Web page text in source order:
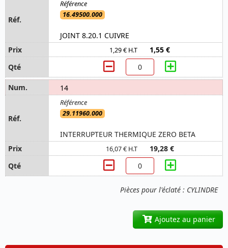
Pièces pour l'éclaté : CYLINDRE
16.49500.000
JOINT 8.20.1 CUIVRE
1,29 € H.T 1,55 €
14
29.11960.000
INTERRUPTEUR THERMIQUE ZERO BETA
16,07 € H.T 19,28 €
Ajoutez au panier